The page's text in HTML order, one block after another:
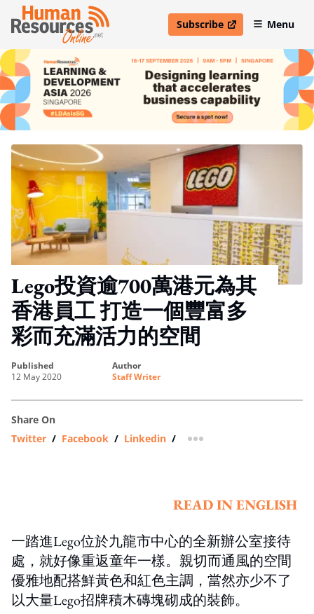
Subscribe
open in new windowMenu
Lego投資逾700萬港元為其
香港員工 打造一個豐富多
彩而充滿活力的空間
published
12 May 2020
author
Staff Writer
Share On
Twitter / Facebook / Linkedin / more sharing option
READ IN ENGLISH
一踏進Lego位於九龍市中心的全新辦公室接待
處，就好像重返童年一樣。親切而通風的空間
優雅地配搭鮮黃色和紅色主調，當然亦少不了
以大量Lego招牌積木磚塊砌成的裝飾。